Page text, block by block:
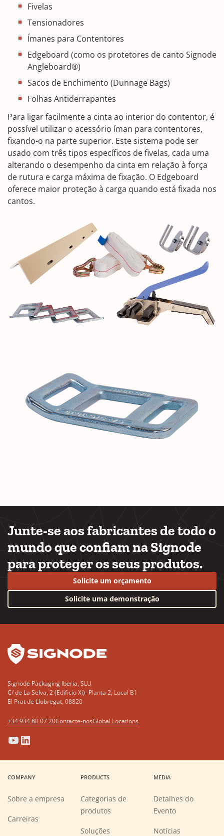
Fivelas
Tensionadores
Ímanes para Contentores
Edgeboard (como os protetores de canto Signode
Angleboard®)
Sacos de Enchimento (Dunnage Bags)
Folhas Antiderrapantes
Para ligar facilmente a cinta ao interior do contentor, é
possível utilizar o acessório íman para contentores,
fixando-o na parte superior. Este sistema pode ser
usado com três tipos específicos de fivelas, cada uma
alterando o desempenho da cinta em relação à força
de rutura e carga máxima de fixação. O Edgeboard
oferece maior proteção à carga quando está fixada nos
cantos.
Junte-se aos fabricantes de todo o
mundo que confiam na Signode
para proteger os seus produtos.
Solicite um orçamento
Solicite uma demonstração
Signode Packaging Iberia, SLU
C/ de La Selva, 2 (Edificio Xi)- Planta 2, Local B1
El Prat de Llobregat, 08820
+34 934 80 07 20Contacte-nosGlobal Locations
(Opens
in
new
window)
(Opens
in
new
window)
(Opens
in
new
(Opens
in
new
COMPANY
Sobre a empresa
Carreiras
PRODUCTS
Categorias de
produtos
Soluções
MEDIA
Detalhes do
Evento
Notícias